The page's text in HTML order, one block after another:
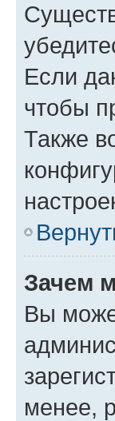
Если
чтобы
Также
Зачем
Вы
менее,